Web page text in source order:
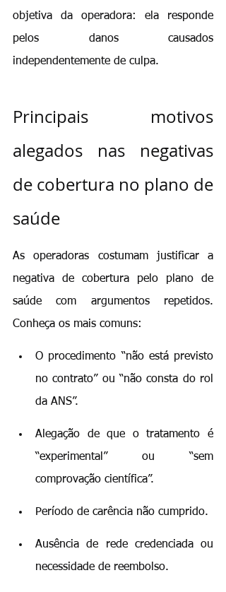
objetiva da operadora: ela responde
pelos danos causados
independentemente de culpa.
Principais motivos
alegados nas negativas
de cobertura no plano de
saúde
As operadoras costumam justificar a
negativa de cobertura pelo plano de
saúde com argumentos repetidos.
Conheça os mais comuns:
O procedimento “não está previsto
no contrato” ou “não consta do rol
da ANS”.
Alegação de que o tratamento é
“experimental” ou “sem
comprovação científica”.
Período de carência não cumprido.
Ausência de rede credenciada ou
necessidade de reembolso.